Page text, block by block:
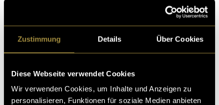
Zustimmung Details Über Cookies
Diese Webseite verwendet Cookies
Wir verwenden Cookies, um Inhalte und Anzeigen zu
personalisieren, Funktionen für soziale Medien anbieten
Ähnliche Artikel